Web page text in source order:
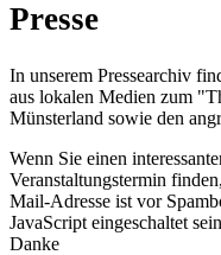
Presse
In unserem Pressearchiv
aus lokalen Medien zum
Münsterland sowie den
Wenn Sie einen
Veranstaltungstermin
Mail-Adresse ist vor
JavaScript eingeschaltet
Danke